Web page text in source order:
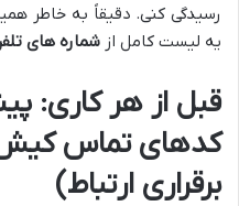
رسیدگی کنی. دقیقاً به خاطر
یه لیست کامل از شماره های
قبل از هر کاری:
کدهای تماس کیش
برقراری ارتباط)